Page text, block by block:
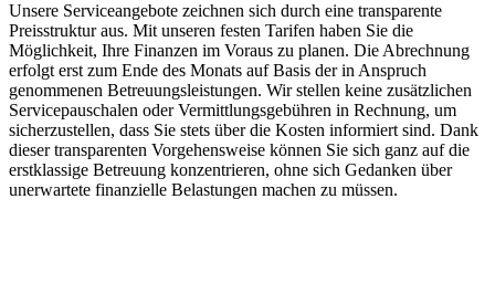
Unsere Serviceangebote zeichnen sich durch eine transparente
Preisstruktur aus. Mit unseren festen Tarifen haben Sie die
Möglichkeit, Ihre Finanzen im Voraus zu planen. Die Abrechnung
erfolgt erst zum Ende des Monats auf Basis der in Anspruch
genommenen Betreuungsleistungen. Wir stellen keine zusätzlichen
Servicepauschalen oder Vermittlungsgebühren in Rechnung, um
sicherzustellen, dass Sie stets über die Kosten informiert sind. Dank
dieser transparenten Vorgehensweise können Sie sich ganz auf die
erstklassige Betreuung konzentrieren, ohne sich Gedanken über
unerwartete finanzielle Belastungen machen zu müssen.